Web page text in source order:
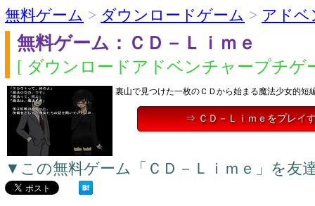
無料ゲーム > ダウンロードゲーム > アドベ
無料ゲーム：ＣＤ－Ｌｉｍｅ
[ ダウンロードアドベンチャープチゲ
裏山で見つけた一枚のＣＤから始まる魔法少女的短
⇒ ＣＤ－Ｌｉｍｅをプレイ
▼この無料ゲーム「ＣＤ－Ｌｉｍｅ」を友